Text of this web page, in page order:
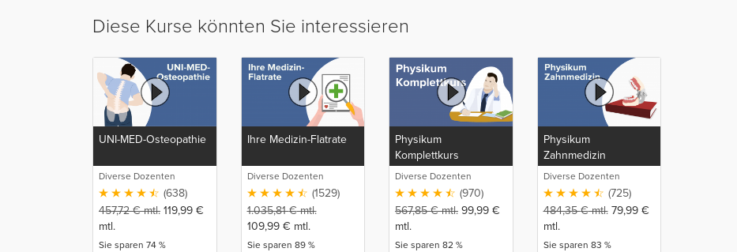
Diese Kurse könnten Sie interessieren
UNI-MED-Osteopathie
Diverse Dozenten
(638)
457,72€mtl. 119,99 €
mtl.
Sie sparen 74 %
Ihre Medizin-Flatrate
Diverse Dozenten
(1529)
1.035,81€mtl.
109,99 € mtl.
Sie sparen 89 %
Physikum
Komplettkurs
Diverse Dozenten
(970)
567,85€mtl. 99,99 €
mtl.
Sie sparen 82 %
Physikum
Zahnmedizin
Diverse Dozenten
(725)
484,35€mtl. 79,99 €
mtl.
Sie sparen 83 %